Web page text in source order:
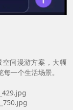
间漫游方案，大幅
一个生活场景。